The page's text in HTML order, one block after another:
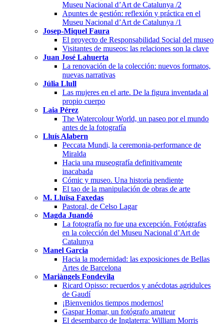
Museu Nacional d’Art de Catalunya /2
Apuntes de gestión: reflexión y práctica en el
Museu Nacional d’Art de Catalunya /1
Josep-Miquel Faura
El proyecto de Responsabilidad Social del museo
Visitantes de museos: las relaciones son la clave
Juan José Lahuerta
La renovación de la colección: nuevos formatos,
nuevas narrativas
Júlia Llull
Las mujeres en el arte. De la figura inventada al
propio cuerpo
Laia Pérez
The Watercolour World, un paseo por el mundo
antes de la fotografía
Lluís Alabern
Peccata Mundi, la ceremonia-performance de
Miralda
Hacia una museografía definitivamente
inacabada
Cómic y museo. Una historia pendiente
El tao de la manipulación de obras de arte
M. Lluïsa Faxedas
Pastoral, de Celso Lagar
Magda Juandó
La fotografía no fue una excepción. Fotógrafas
en la colección del Museu Nacional d’Art de
Catalunya
Manel Garcia
Hacia la modernidad: las exposiciones de Bellas
Artes de Barcelona
Mariàngels Fondevila
Ricard Opisso: recuerdos y anécdotas agridulces
de Gaudí
¡Bienvenidos tiempos modernos!
Gaspar Homar, un fotógrafo amateur
El desembarco de Inglaterra: William Morris